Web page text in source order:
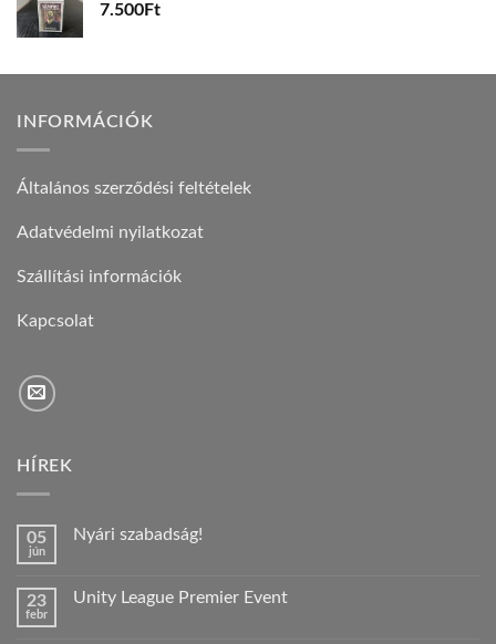
7.500Ft
INFORMÁCIÓK
Általános szerződési feltételek
Adatvédelmi nyilatkozat
Szállítási információk
Kapcsolat
HÍREK
05
jún
Nyári szabadság!
Nyári
23
febr
Unity League Premier Event